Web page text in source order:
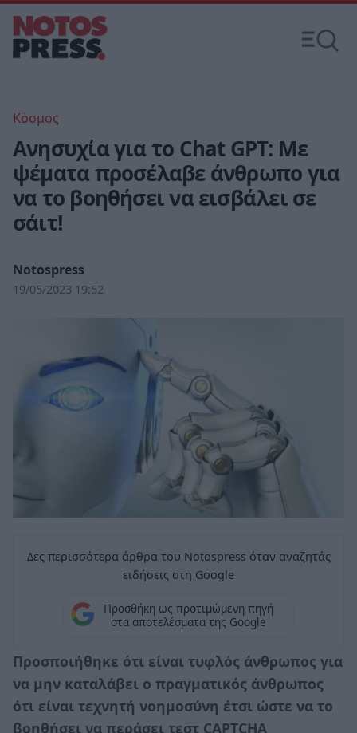
Κόσμος
Ανησυχία για το Chat GPT: Με
ψέματα προσέλαβε άνθρωπο για
να το βοηθήσει να εισβάλει σε
σάιτ!
Notospress
19/05/2023 19:52
Δες περισσότερα άρθρα του Notospress όταν αναζητάς
ειδήσεις στη Google
Προσθήκη ως προτιμώμενη πηγή
στα αποτελέσματα της Google
Προσποιήθηκε ότι είναι τυφλός άνθρωπος για
να μην καταλάβει ο πραγματικός άνθρωπος
ότι είναι τεχνητή νοημοσύνη έτσι ώστε να το
βοηθήσει να περάσει τεστ CAPTCHA